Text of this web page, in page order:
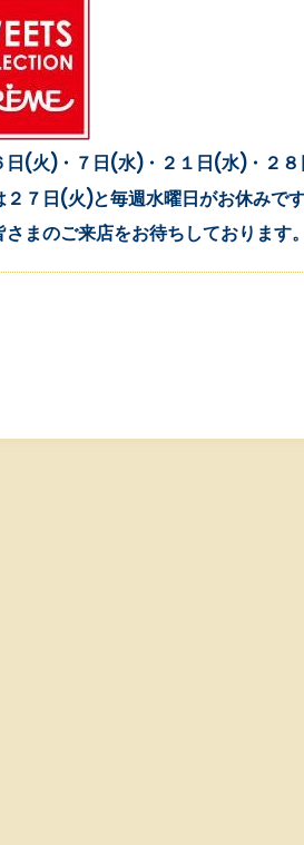
日(火)・７日(水)・２１日(水)・２８
２７日(火)と毎週水曜日がお休みです
さまのご来店をお待ちしております。